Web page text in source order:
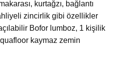
kurtağzı, bağlantı
zincirlik gibi özellikler
Bofor lumboz, 1 kişilik
kaymaz zemin